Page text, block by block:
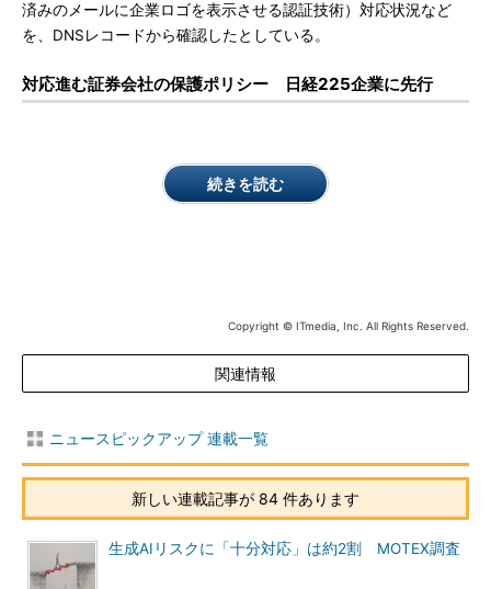
済みのメールに企業ロゴを表示させる認証技術）対応状況など
を、DNSレコードから確認したとしている。
対応進む証券会社の保護ポリシー 日経225企業に先行
続きを読む
Copyright © ITmedia, Inc. All Rights Reserved.
関連情報
ニュースピックアップ 連載一覧
新しい連載記事が 84 件あります
生成AIリスクに「十分対応」は約2割 MOTEX調査